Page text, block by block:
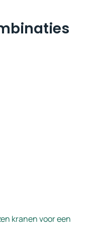
kranen voor een